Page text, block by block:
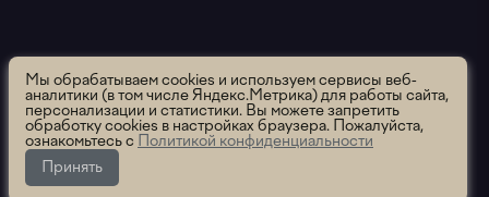
Roomsee. Все права защищены.2026 ООО "Румси" ОГРН
1195658012637
Политика использования
Политика конфиденциальности
Пользовательское соглашение
Сообщить об ошибке
Данный раздел находится в разработке
Мы обрабатываем cookies и используем сервисы веб-
аналитики (в том числе Яндекс.Метрика) для работы сайта,
персонализации и статистики. Вы можете запретить
обработку cookies в настройках браузера. Пожалуйста,
ознакомьтесь с Политикой конфиденциальности
Принять